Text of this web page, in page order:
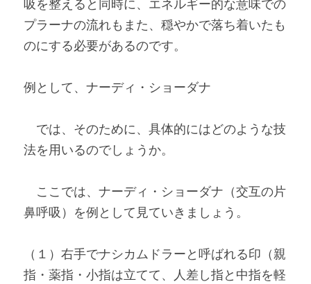
吸を整えると同時に、エネルギー的な意味での
プラーナの流れもまた、穏やかで落ち着いたも
のにする必要があるのです。
例として、ナーディ・ショーダナ
では、そのために、具体的にはどのような技
法を用いるのでしょうか。
ここでは、ナーディ・ショーダナ（交互の片
鼻呼吸）を例として見ていきましょう。
（１）右手でナシカムドラーと呼ばれる印（親
指・薬指・小指は立てて、人差し指と中指を軽